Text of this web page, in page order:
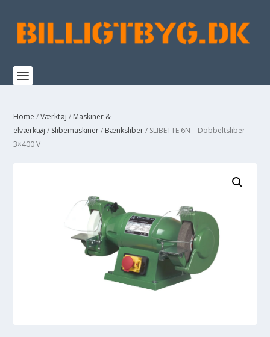
Home /Værktøj / Maskiner &
elværktøj / Slibemaskiner/ Bænksliber/ SLIBETTE 6N – Dobbeltsliber
3×400 V